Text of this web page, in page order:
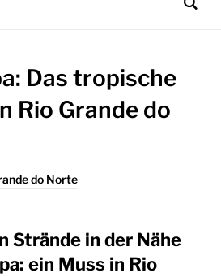
Das tropische
Rio Grande do
do Norte
Strände in der Nähe
ein Muss in Rio